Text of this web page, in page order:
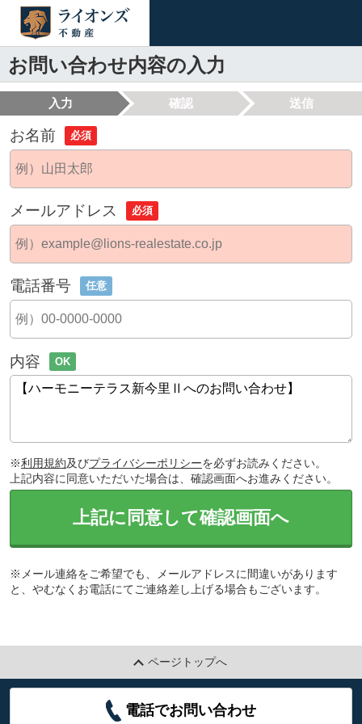
お問い合わせ内容の入力
入力 確認 送信
お名前 必須
メールアドレス 必須
電話番号 任意
内容 OK
※利用規約及びプライバシーポリシーを必ずお読みください。
上記内容に同意いただいた場合は、確認画面へお進みください。
上記に同意して確認画面へ
※メール連絡をご希望でも、メールアドレスに間違いがあります
と、やむなくお電話にてご連絡差し上げる場合もございます。
ページトップへ
電話でお問い合わせ